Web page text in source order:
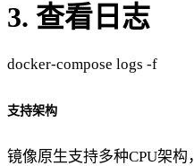
3. 查看日志
docker-compose logs -f
支持架构
镜像原生支持多种CPU架